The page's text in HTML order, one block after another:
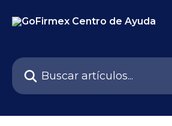
Buscar artículos...